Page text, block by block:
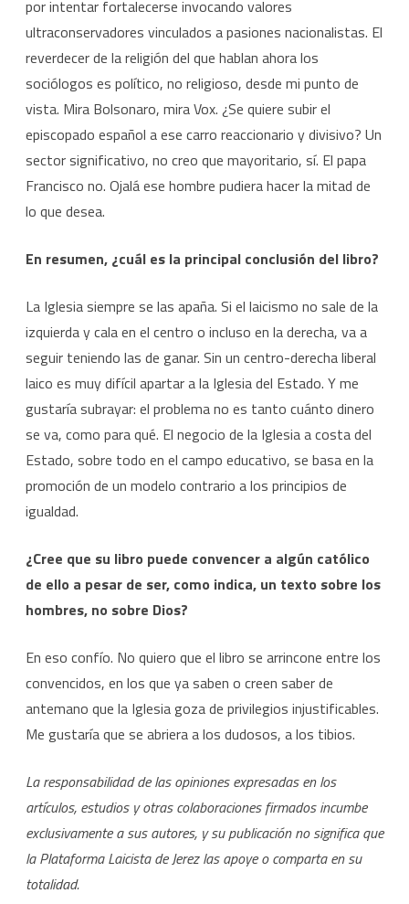
por intentar fortalecerse invocando valores
ultraconservadores vinculados a pasiones nacionalistas. El
reverdecer de la religión del que hablan ahora los
sociólogos es político, no religioso, desde mi punto de
vista. Mira Bolsonaro, mira Vox. ¿Se quiere subir el
episcopado español a ese carro reaccionario y divisivo? Un
sector significativo, no creo que mayoritario, sí. El papa
Francisco no. Ojalá ese hombre pudiera hacer la mitad de
lo que desea.
En resumen, ¿cuál es la principal conclusión del libro?
La Iglesia siempre se las apaña. Si el laicismo no sale de la
izquierda y cala en el centro o incluso en la derecha, va a
seguir teniendo las de ganar. Sin un centro-derecha liberal
laico es muy difícil apartar a la Iglesia del Estado. Y me
gustaría subrayar: el problema no es tanto cuánto dinero
se va, como para qué. El negocio de la Iglesia a costa del
Estado, sobre todo en el campo educativo, se basa en la
promoción de un modelo contrario a los principios de
igualdad.
¿Cree que su libro puede convencer a algún católico
de ello a pesar de ser, como indica, un texto sobre los
hombres, no sobre Dios?
En eso confío. No quiero que el libro se arrincone entre los
convencidos, en los que ya saben o creen saber de
antemano que la Iglesia goza de privilegios injustificables.
Me gustaría que se abriera a los dudosos, a los tibios.
La responsabilidad de las opiniones expresadas en los
artículos, estudios y otras colaboraciones firmados incumbe
exclusivamente a sus autores, y su publicación no significa que
la Plataforma Laicista de Jerez las apoye o comparta en su
totalidad.